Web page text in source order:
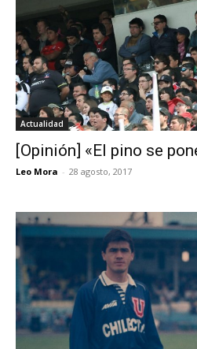
Actualidad
[Opinión] «El pino se
Leo Mora - 28 agosto, 2017